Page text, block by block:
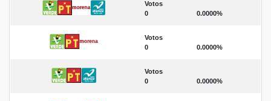
Votos
0
0.0000%
Votos
0
0.0000%
Votos
0
0.0000%